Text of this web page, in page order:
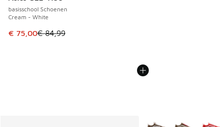
basisschool Schoenen
Cream - White
Dit artikel is in de uitverkoop. Dit artikel is in de
€ 75,00€ 84,99
Meer kleuren